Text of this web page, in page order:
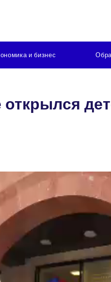
и бизнес